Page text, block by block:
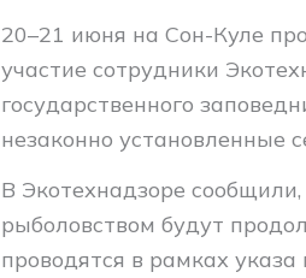
20–21 июня на Сон-Куле
участие сотрудники
государственного
незаконно установленные
В Экотехнадзоре
рыболовством будут
проводятся в рамках